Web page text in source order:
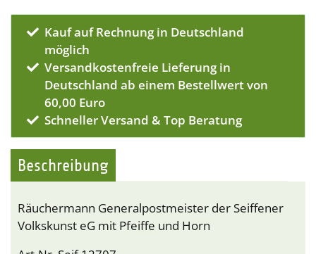
Kauf auf Rechnung in Deutschland
möglich
Versandkostenfreie Lieferung in
Deutschland ab einem Bestellwert von
60,00 Euro
Schneller Versand & Top Beratung
Beschreibung
Räuchermann Generalpostmeister der Seiffener
Volkskunst eG mit Pfeiffe und Horn